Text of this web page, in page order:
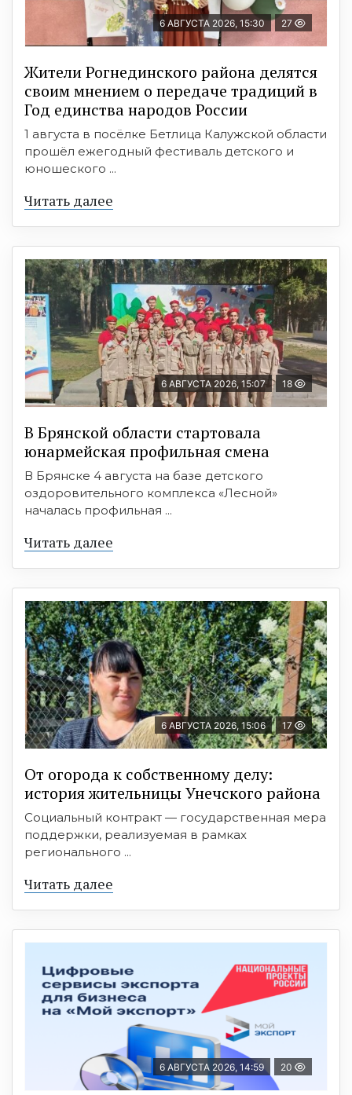
6 АВГУСТА 2026, 15:30 27
Жители Рогнединского района делятся
своим мнением о передаче традиций в
Год единства народов России
1 августа в посёлке Бетлица Калужской области
прошёл ежегодный фестиваль детского и
юношеского ...
Читать далее
6 АВГУСТА 2026, 15:07 18
В Брянской области стартовала
юнармейская профильная смена
В Брянске 4 августа на базе детского
оздоровительного комплекса «Лесной»
началась профильная ...
Читать далее
6 АВГУСТА 2026, 15:06 17
От огорода к собственному делу:
история жительницы Унечского района
Социальный контракт — государственная мера
поддержки, реализуемая в рамках
регионального ...
Читать далее
6 АВГУСТА 2026, 14:59 20